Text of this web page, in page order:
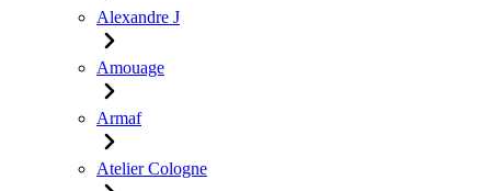
Alexandre J
Amouage
Armaf
Atelier Cologne